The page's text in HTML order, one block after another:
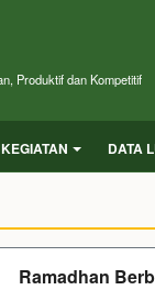
Produktif dan Kompetitif
KEGIATAN DATA
Ramadhan